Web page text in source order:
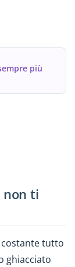
più
non ti
costante tutto
ghiacciato